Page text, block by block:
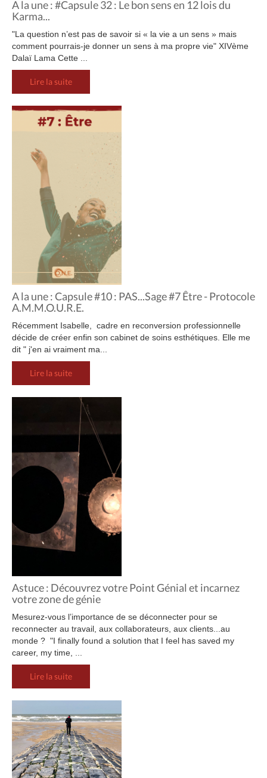
A la une : #Capsule 32 : Le bon sens en 12 lois du
Karma...
"La question n’est pas de savoir si « la vie a un sens » mais
comment pourrais-je donner un sens à ma propre vie" XIVème
Dalaï Lama Cette ...
Lire la suite
A la une : Capsule #10 : PAS...Sage #7 Être - Protocole
A.M.M.O.U.R.E.
Récemment Isabelle, cadre en reconversion professionnelle
décide de créer enfin son cabinet de soins esthétiques. Elle me
dit " j'en ai vraiment ma...
Lire la suite
Astuce : Découvrez votre Point Génial et incarnez
votre zone de génie
Mesurez-vous l’importance de se déconnecter pour se
reconnecter au travail, aux collaborateurs, aux clients...au
monde ? "I finally found a solution that I feel has saved my
career, my time, ...
Lire la suite